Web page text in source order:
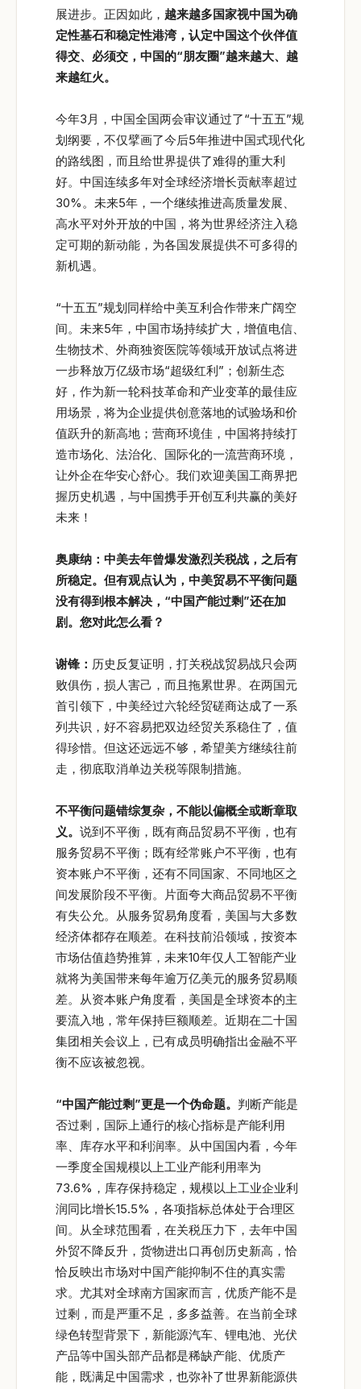
展进步。正因如此， 越来越多国家视中国为确
定性基石和稳定性港湾，认定中国这个伙伴值
得交、必须交，中国的“朋友圈”越来越大、越
来越红火。
今年3月，中国全国两会审议通过了“十五五”规
划纲要，不仅擘画了今后5年推进中国式现代化
的路线图，而且给世界提供了难得的重大利
好。中国连续多年对全球经济增长贡献率超过
30%。未来5年，一个继续推进高质量发展、
高水平对外开放的中国，将为世界经济注入稳
定可期的新动能，为各国发展提供不可多得的
新机遇。
“十五五”规划同样给中美互利合作带来广阔空
间。未来5年，中国市场持续扩大，增值电信、
生物技术、外商独资医院等领域开放试点将进
一步释放万亿级市场“超级红利”；创新生态
好，作为新一轮科技革命和产业变革的最佳应
用场景，将为企业提供创意落地的试验场和价
值跃升的新高地；营商环境佳，中国将持续打
造市场化、法治化、国际化的一流营商环境，
让外企在华安心舒心。我们欢迎美国工商界把
握历史机遇，与中国携手开创互利共赢的美好
未来！
奥康纳：中美去年曾爆发激烈关税战，之后有
所稳定。但有观点认为，中美贸易不平衡问题
没有得到根本解决，“中国产能过剩”还在加
剧。您对此怎么看？
谢锋： 历史反复证明，打关税战贸易战只会两
败俱伤，损人害己，而且拖累世界。在两国元
首引领下，中美经过六轮经贸磋商达成了一系
列共识，好不容易把双边经贸关系稳住了，值
得珍惜。但这还远远不够，希望美方继续往前
走，彻底取消单边关税等限制措施。
不平衡问题错综复杂，不能以偏概全或断章取
义。 说到不平衡，既有商品贸易不平衡，也有
服务贸易不平衡；既有经常账户不平衡，也有
资本账户不平衡，还有不同国家、不同地区之
间发展阶段不平衡。片面夸大商品贸易不平衡
有失公允。从服务贸易角度看，美国与大多数
经济体都存在顺差。在科技前沿领域，按资本
市场估值趋势推算，未来10年仅人工智能产业
就将为美国带来每年逾万亿美元的服务贸易顺
差。从资本账户角度看，美国是全球资本的主
要流入地，常年保持巨额顺差。近期在二十国
集团相关会议上，已有成员明确指出金融不平
衡不应该被忽视。
“中国产能过剩”更是一个伪命题。 判断产能是
否过剩，国际上通行的核心指标是产能利用
率、库存水平和利润率。从中国国内看，今年
一季度全国规模以上工业产能利用率为
73.6%，库存保持稳定，规模以上工业企业利
润同比增长15.5%，各项指标总体处于合理区
间。从全球范围看，在关税压力下，去年中国
外贸不降反升，货物进出口再创历史新高，恰
恰反映出市场对中国产能抑制不住的真实需
求。尤其对全球南方国家而言，优质产能不是
过剩，而是严重不足，多多益善。在当前全球
绿色转型背景下，新能源汽车、锂电池、光伏
产品等中国头部产品都是稀缺产能、优质产
能，既满足中国需求，也弥补了世界新能源供